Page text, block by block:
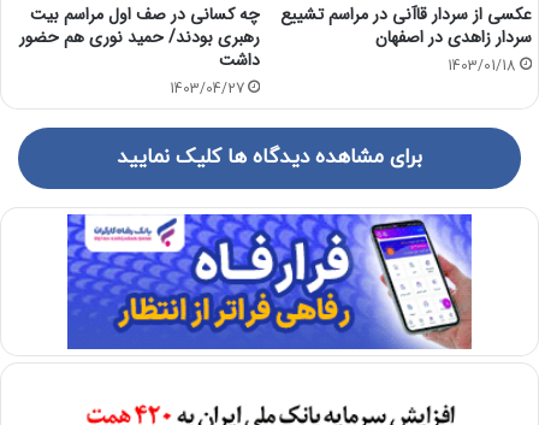
عکسی از سردار قاآنی در مراسم تشییع
سردار زاهدی در اصفهان
1403/01/18
چه کسانی در صف اول مراسم بیت
رهبری بودند/ حمید نوری هم حضور
داشت
1403/04/27
برای مشاهده دیدگاه ها کلیک نمایید